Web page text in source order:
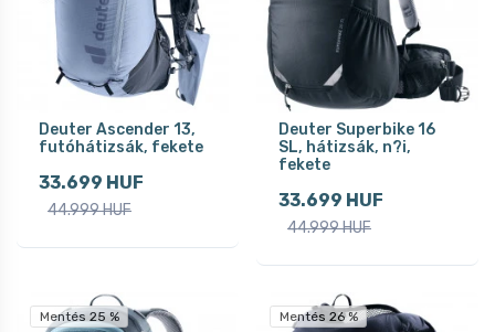
Deuter Ascender 13,
futóhátizsák, fekete
33.699 HUF
44.999 HUF
Deuter Superbike 16
SL, hátizsák, n?i,
fekete
33.699 HUF
44.999 HUF
Mentés 25 % Mentés 26 %